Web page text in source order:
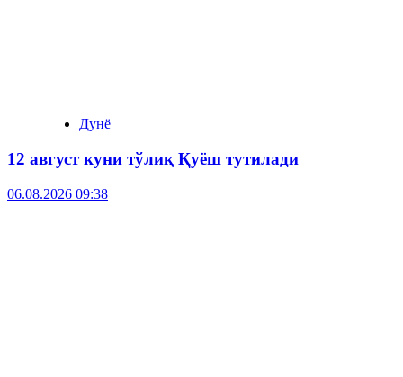
Дунё
12 август куни тўлиқ Қуёш тутилади
06.08.2026 09:38